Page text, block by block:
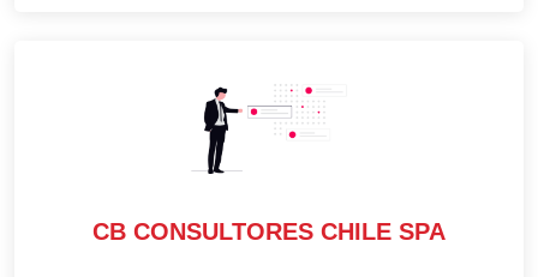
CB CONSULTORES CHILE SPA